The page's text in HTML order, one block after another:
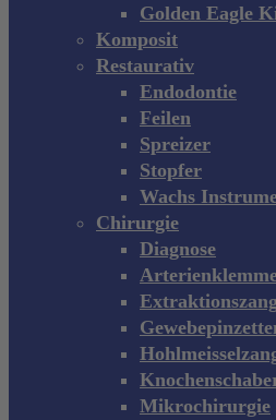
Golden Eagle
Komposit
Restaurativ
Endodontie
Feilen
Spreizer
Stopfer
Wachs
Chirurgie
Diagnose
Mikrochirurgie